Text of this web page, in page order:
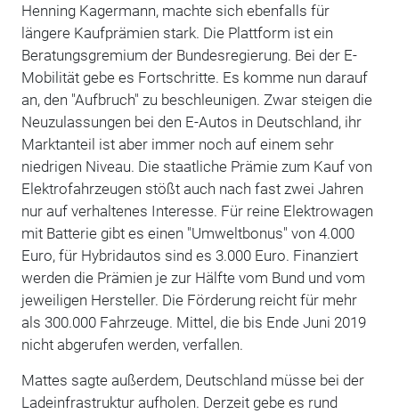
Henning Kagermann, machte sich ebenfalls für
längere Kaufprämien stark. Die Plattform ist ein
Beratungsgremium der Bundesregierung. Bei der E-
Mobilität gebe es Fortschritte. Es komme nun darauf
an, den "Aufbruch" zu beschleunigen. Zwar steigen die
Neuzulassungen bei den E-Autos in Deutschland, ihr
Marktanteil ist aber immer noch auf einem sehr
niedrigen Niveau. Die staatliche Prämie zum Kauf von
Elektrofahrzeugen stößt auch nach fast zwei Jahren
nur auf verhaltenes Interesse. Für reine Elektrowagen
mit Batterie gibt es einen "Umweltbonus" von 4.000
Euro, für Hybridautos sind es 3.000 Euro. Finanziert
werden die Prämien je zur Hälfte vom Bund und vom
jeweiligen Hersteller. Die Förderung reicht für mehr
als 300.000 Fahrzeuge. Mittel, die bis Ende Juni 2019
nicht abgerufen werden, verfallen.
Mattes sagte außerdem, Deutschland müsse bei der
Ladeinfrastruktur aufholen. Derzeit gebe es rund